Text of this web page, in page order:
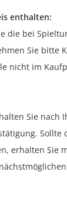
enthalten:
die bei
Sie bitte
nicht im
Sie nach
Sollte
erhalten Sie